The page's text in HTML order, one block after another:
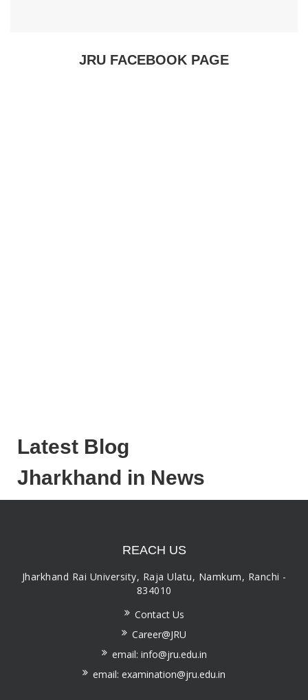
JRU FACEBOOK PAGE
Latest Blog
Jharkhand in News
REACH US
Jharkhand Rai University, Raja Ulatu, Namkum, Ranchi -
834010
Contact Us
Career@JRU
email: info@jru.edu.in
email: examination@jru.edu.in